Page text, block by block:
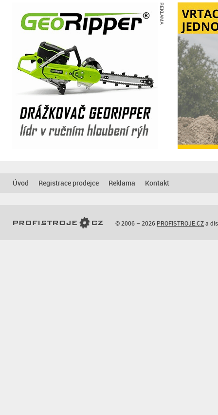
REKLAMA
Úvod Registrace prodejce Reklama Kontakt
© 2006 – 2026 PROFISTROJE.CZa